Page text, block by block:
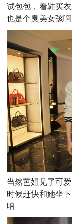
试包包，看鞋买
也是个臭美女孩啊
当然芭姐见了可
时候赶快和她坐
呐